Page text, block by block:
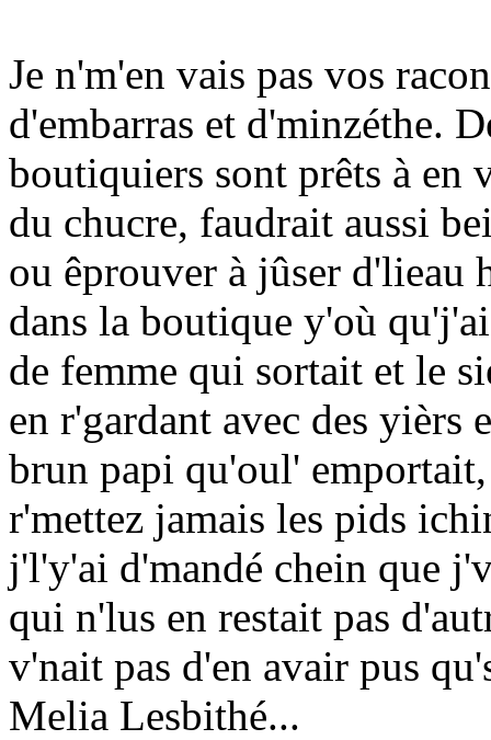
Je n'm'en vais pas vos
d'embarras et d'minzéthe.
boutiquiers sont prêts à en
du chucre, faudrait aussi
ou êprouver à jûser
dans la boutique y'où
de femme qui sortait et le
en r'gardant avec des yièrs
brun papi qu'oul'
r'mettez jamais les pids
j'l'y'ai d'mandé chein que
qui n'lus en restait pas
v'nait pas d'en avair pus
Melia Lesbithé...